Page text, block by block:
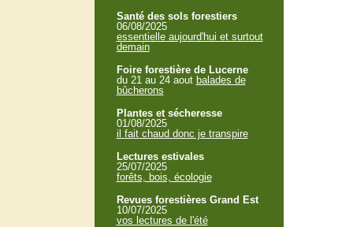
Santé des sols forestiers
06/08/2025
essentielle aujourd'hui et surtout
demain
Foire forestière de Lucerne
du 21 au 24 aout balades de
bûcherons
Plantes et sécheresse
01/08/2025
il fait chaud donc je transpire
Lectures estivales
25/07/2025
forêts, bois, écologie
Revues forestières Grand Est
10/07/2025
vos lectures de l'été